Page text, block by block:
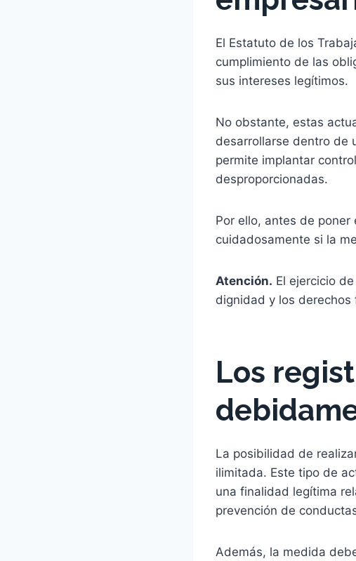
El Estatuto de los
cumplimiento de las
sus intereses legítimos.
No obstante, estas
desarrollarse dentro de
permite implantar
desproporcionadas.
Por ello, antes de
cuidadosamente si la
Atención. El ejercicio
dignidad y los
Los
La posibilidad de
ilimitada. Este tipo de
una finalidad legítima
prevención de
Además, la medida